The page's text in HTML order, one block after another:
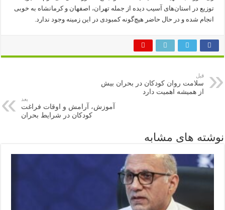
توزیع در استان‌های آسیب‌ دیده از جمله تهران، اصفهان و کرمانشاه به‌ خوبی
انجام شده و در حال حاضر هیچ‌گونه کمبودی در این زمینه وجود ندارد.
قبل
سلامت روان کودکان در بحران بیش
از همیشه اهمیت دارد
بعد
آموزش، آرامش و اوقات فراغت
کودکان در شرایط بحران
نوشته های مشابه